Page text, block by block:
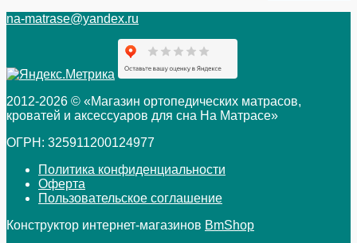
na-matrase@yandex.ru
2012-2026 © «Магазин ортопедических матрасов,
кроватей и аксессуаров для сна На Матрасе»
ОГРН: 325911200124977
Политика конфиденциальности
Оферта
Пользовательское соглашение
Конструктор интернет-магазинов BmShop